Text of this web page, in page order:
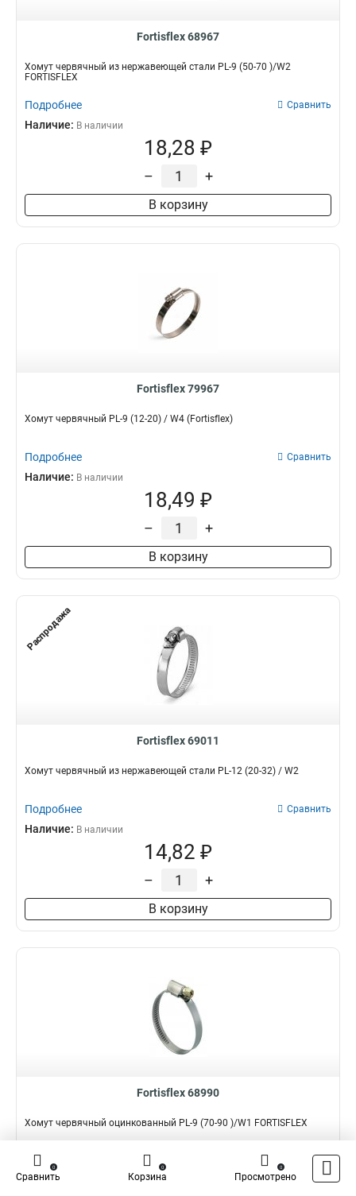
Fortisflex 68967
Хомут червячный из нержавеющей стали PL-9 (50-70 )/W2
FORTISFLEX
Подробнее Сравнить
Наличие: В наличии
18,28 ₽
– +
В корзину
Fortisflex 79967
Хомут червячный PL-9 (12-20) / W4 (Fortisflex)
Подробнее Сравнить
Наличие: В наличии
18,49 ₽
– +
В корзину
Распродажа
Fortisflex 69011
Хомут червячный из нержавеющей стали PL-12 (20-32) / W2
Подробнее Сравнить
Наличие: В наличии
14,82 ₽
– +
В корзину
Fortisflex 68990
Хомут червячный оцинкованный PL-9 (70-90 )/W1 FORTISFLEX
Подробнее Сравнить
Наличие:
Сравнить
0
Корзина
0
Просмотрено
0